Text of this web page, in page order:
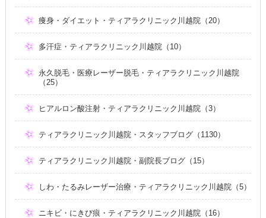
痩身・ダイエット・ティアラクリニック川越院（20）
多汗症・ティアラクリニック川越院（10）
永久脱毛・医療レーザー脱毛・ティアラクリニック川越院
（25）
ヒアルロン酸注射・ティアラクリニック川越院（3）
ティアラクリニック川越院・スタッフブログ（1130）
ティアラクリニック川越院・副院長ブログ（15）
しわ・たるみレーザー治療・ティアラクリニック川越院（5）
ニキビ・にきび痕・ティアラクリニック川越院（16）